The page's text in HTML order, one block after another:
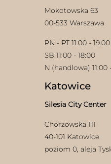
Mokotowska 63
00-533 Warszawa
PN - PT 11:00 - 19:00
SB 11:00 - 18:00
N (handlowa) 11:00
Katowice
Silesia City Center
Chorzowska 111
40-101 Katowice
poziom 0, aleja